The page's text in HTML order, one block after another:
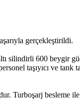
gerçekleştirildi.
silindirli 600 beygir
taşıyıcı ve tank
Turboşarj besleme